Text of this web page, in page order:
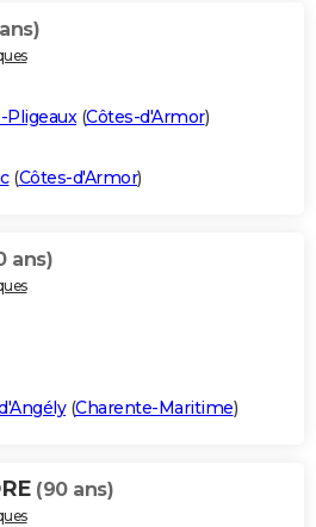
Pligeaux(Côtes-d'Armor)
(Côtes-d'Armor)
ans)
(Charente-Maritime)
(90 ans)